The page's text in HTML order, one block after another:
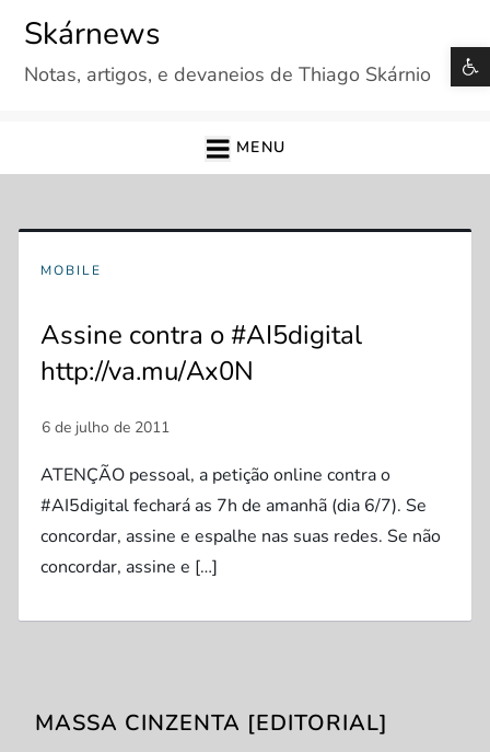
content
Skárnews
Notas, artigos, e devaneios de Thiago Skárnio
MENU
MOBILE
Assine contra o #AI5digital
http://va.mu/Ax0N
ATENÇÃO pessoal, a petição online contra o
#AI5digital fechará as 7h de amanhã (dia 6/7). Se
concordar, assine e espalhe nas suas redes. Se não
concordar, assine e […]
MASSA CINZENTA [EDITORIAL]